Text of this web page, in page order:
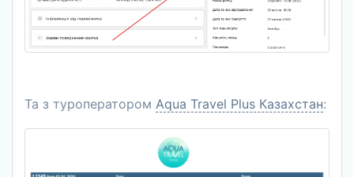
Та з туроператором Aqua Travel Plus Казахстан: